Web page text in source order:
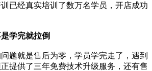
已经真实培训了数万名学员，开店成功
学完就拉倒
题就是售后为零，学员学完走了，遇到
提供了三年免费技术升级服务，还有售